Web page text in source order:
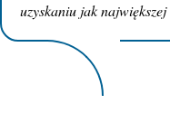
uzyskaniu jak